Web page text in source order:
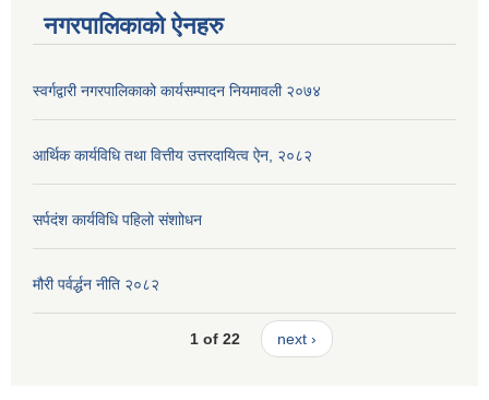
नगरपालिकाको ऐनहरु
स्वर्गद्वारी नगरपालिकाको कार्यसम्पादन नियमावली २०७४
आर्थिक कार्यविधि तथा वित्तीय उत्तरदायित्व ऐन, २०८२
सर्पदंश कार्यविधि पहिलो संशाोधन
मौरी पर्वर्द्धन नीति २०८२
1 of 22 next ›